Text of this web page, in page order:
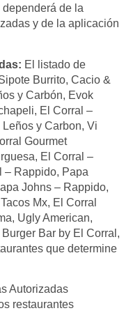
de la
y de la aplicación
El listado de
Burrito, Cacio &
y Carbón, Evok
El Corral –
y Carbon, Vi
Gourmet
El Corral –
– Rappido, Papa
Johns – Rappido,
Mx, El Corral
Ugly American,
Bar by El Corral,
que determine
Autorizadas
restaurantes